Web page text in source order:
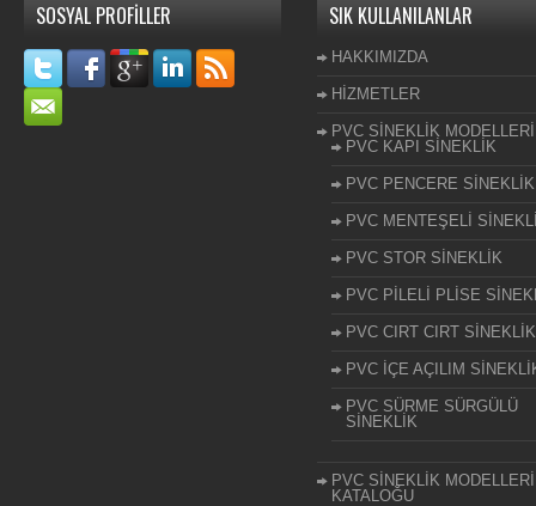
SOSYAL PROFİLLER SIK KULLANILANLAR
HAKKIMIZDA
HİZMETLER
PVC SİNEKLİK MODELLERİ
PVC KAPI SİNEKLİK
PVC PENCERE SİNEKLİK
PVC MENTEŞELİ
PVC STOR SİNEKLİK
PVC PİLELİ PLİSE
PVC CIRT CIRT SİNEKLİK
PVC İÇE AÇILIM
PVC SÜRME SÜRGÜLÜ
SİNEKLİK
PVC SİNEKLİK MODELLERİ
KATALOĞU